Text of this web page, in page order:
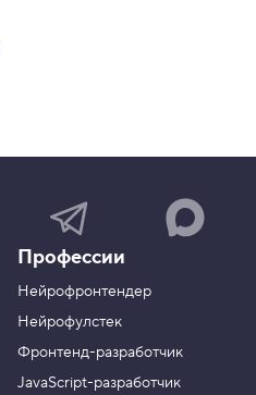
а
к
н
а
в
Н
а
ш
в
Профессии
Нейрофронтендер
Нейрофулстек
Фронтенд-разработчик
JavaScript-разработчик